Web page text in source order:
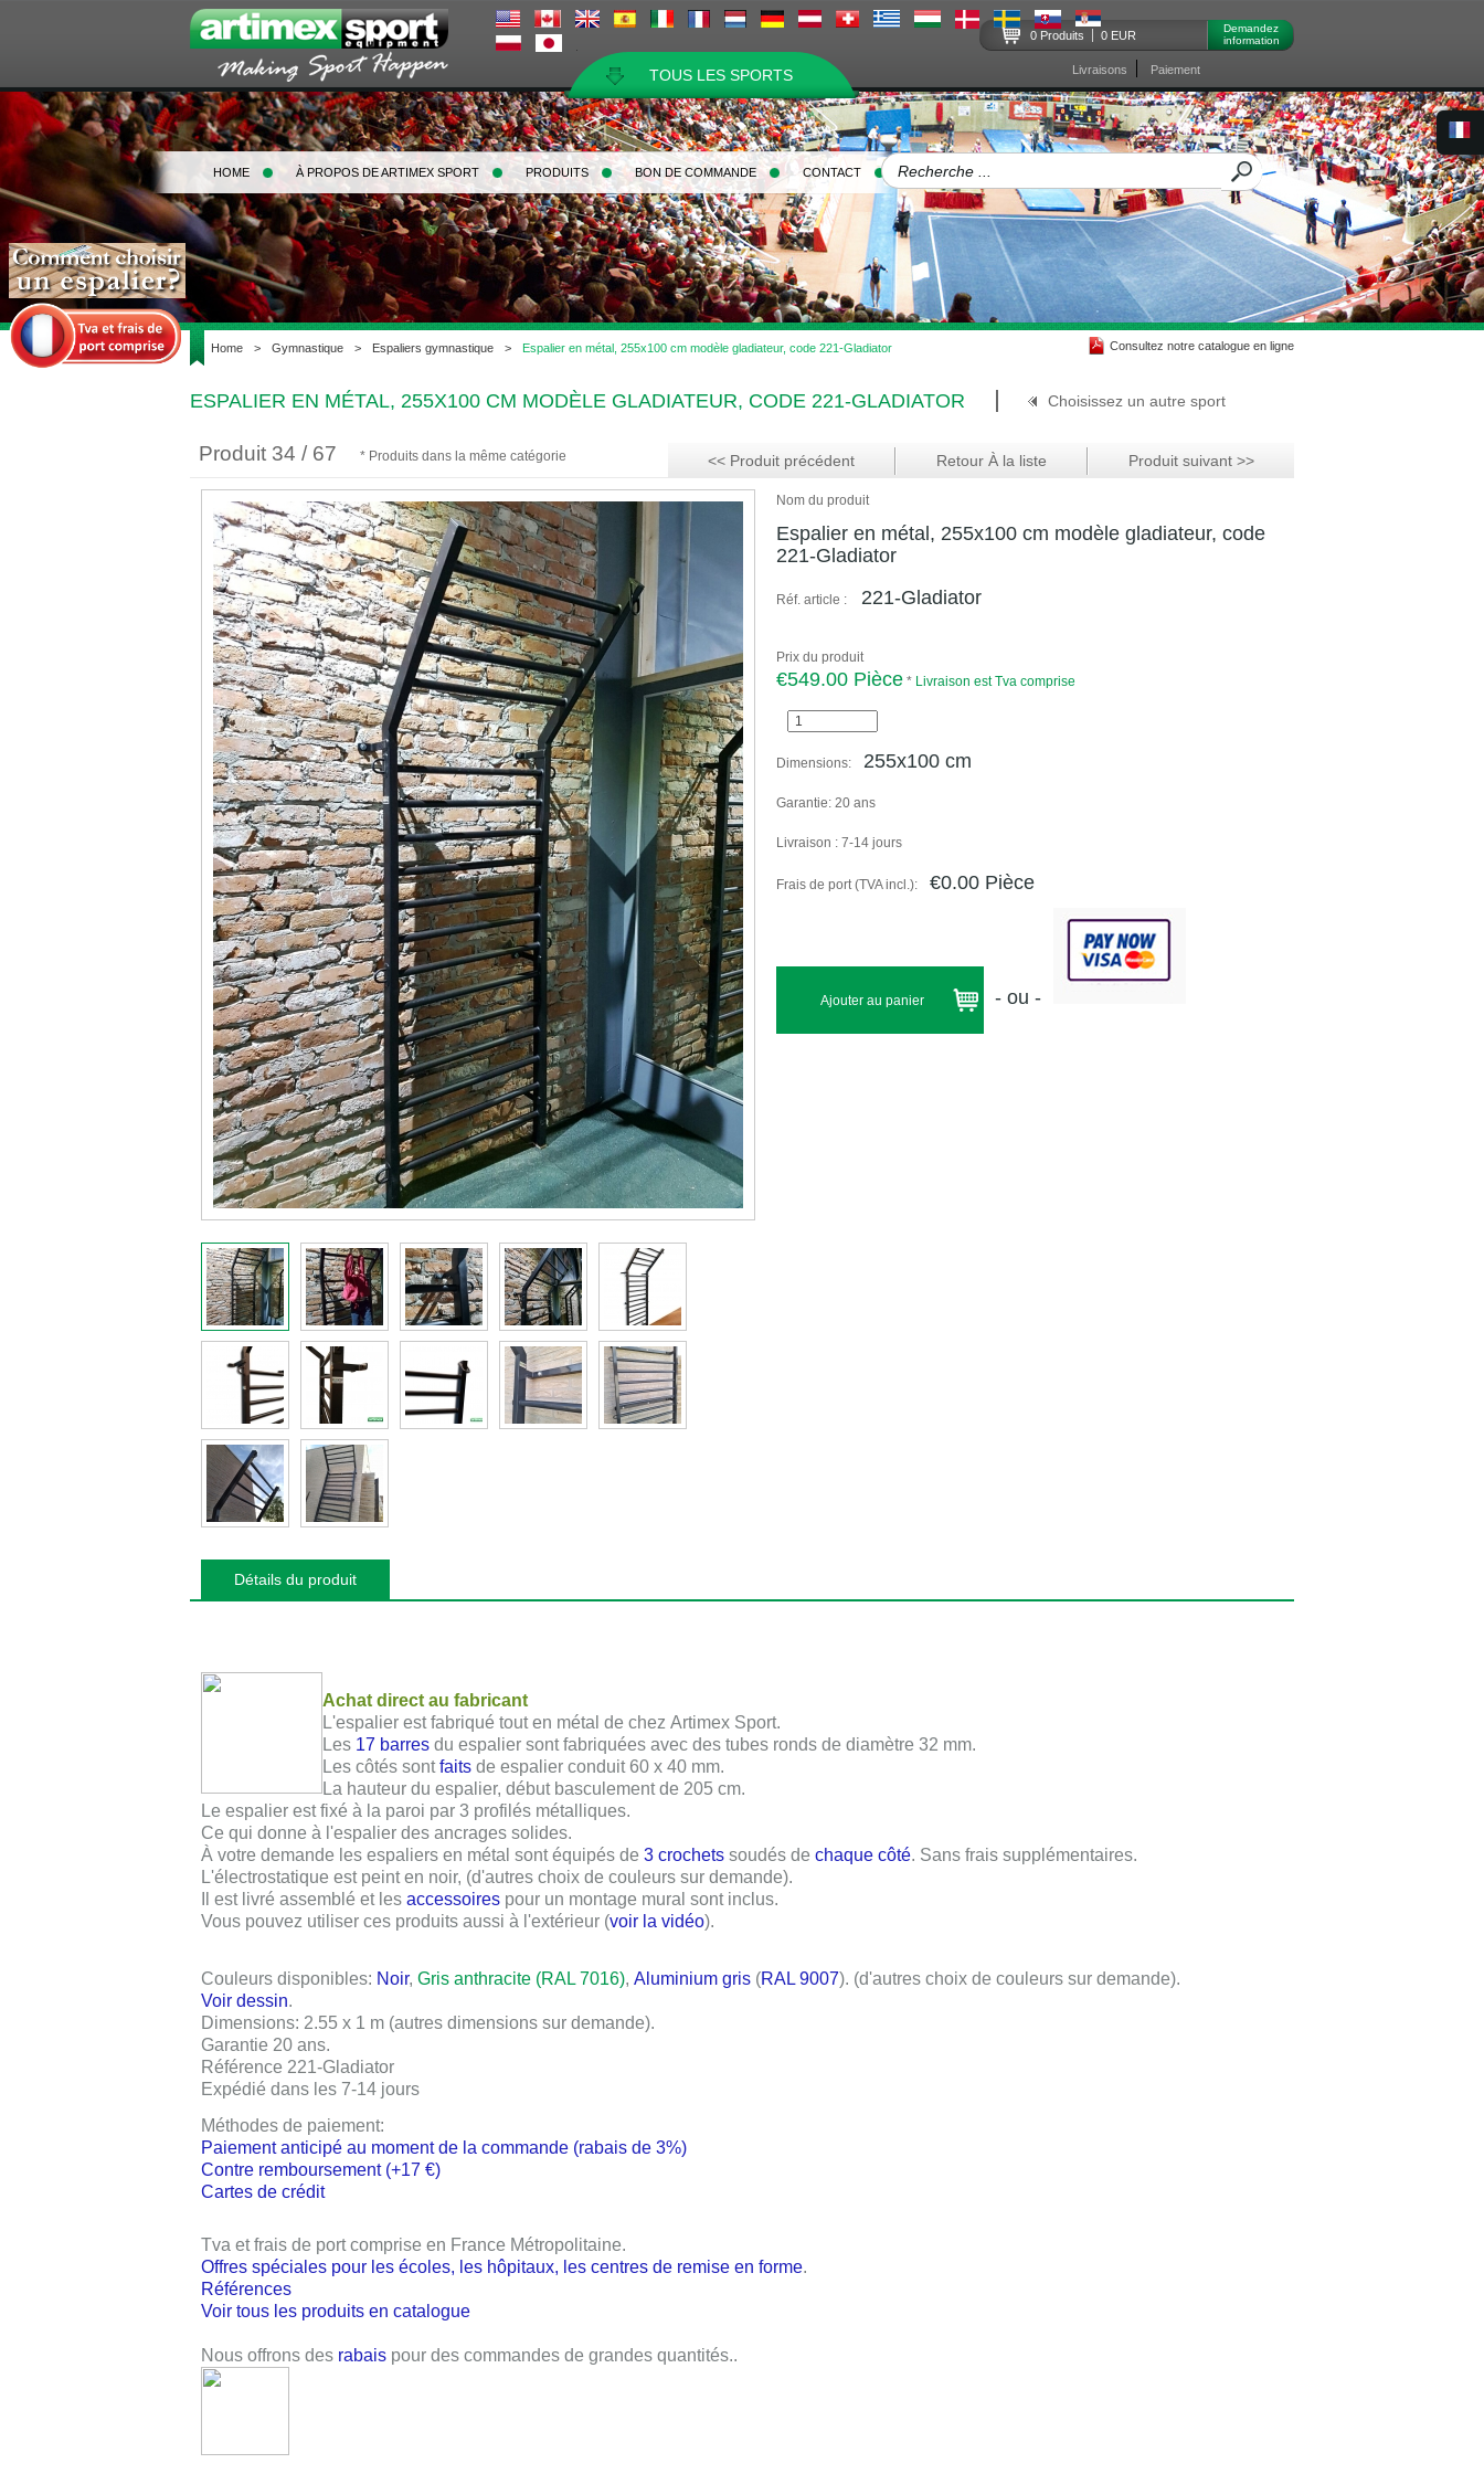
TOUS LES SPORTS
0 Produits 0 EUR
Demandez
information
Livraisons Paiement
HOME À PROPOS DE ARTIMEX SPORT PRODUITS BON DE COMMANDE CONTACT
Home > Gymnastique > Espaliers gymnastique > Espalier en métal, 255x100 cm modèle gladiateur, code 221-Gladiator Consultez notre catalogue en ligne
ESPALIER EN MÉTAL, 255X100 CM MODÈLE GLADIATEUR, CODE 221-GLADIATOR Choisissez un autre sport
Produit 34 / 67 * Produits dans la même catégorie << Produit précédent Retour À la liste Produit suivant >>
Nom du produit
Espalier en métal, 255x100 cm modèle gladiateur, code
221-Gladiator
Réf. article : 221-Gladiator
Prix du produit
€549.00 Pièce * Livraison est Tva comprise
Dimensions: 255x100 cm
Garantie: 20 ans
Livraison : 7-14 jours
Frais de port (TVA incl.): €0.00 Pièce
- ou -
Détails du produit
Achat direct au fabricant
L'espalier est fabriqué tout en métal de chez Artimex Sport.
Les 17 barres du espalier sont fabriquées avec des tubes ronds de diamètre 32 mm.
Les côtés sontfaits de espalier conduit 60 x 40 mm.
La hauteur du espalier, début basculement de 205 cm.
Le espalier est fixé à la paroi par 3 profilés métalliques.
Ce qui donne à l'espalier des ancrages solides.
À votre demande les espaliers en métal sont équipés de 3 crochets soudés de chaque côté. Sans frais supplémentaires.
L'électrostatique est peint en noir, (d'autres choix de couleurs sur demande).
Il est livré assemblé et les accessoires pour un montage mural sont inclus.
Vous pouvez utiliser ces produits aussi à l'extérieur (voir la vidéo).
Couleurs disponibles: Noir, Gris anthracite (RAL 7016), Aluminium gris (RAL 9007). (d'autres choix de couleurs sur demande).
Voir dessin.
Dimensions: 2.55 x 1 m (autres dimensions sur demande).
Garantie 20 ans.
Référence 221-Gladiator
Expédié dans les 7-14 jours
Méthodes de paiement:
Paiement anticipé au moment de la commande (rabais de 3%)
Contre remboursement (+17 €)
Cartes de crédit
Tva et frais de port comprise en France Métropolitaine.
Offres spéciales pour les écoles, les hôpitaux, les centres de remise en forme.
Références
Voir tous les produits en catalogue
Nous offrons des rabais pour des commandes de grandes quantités..